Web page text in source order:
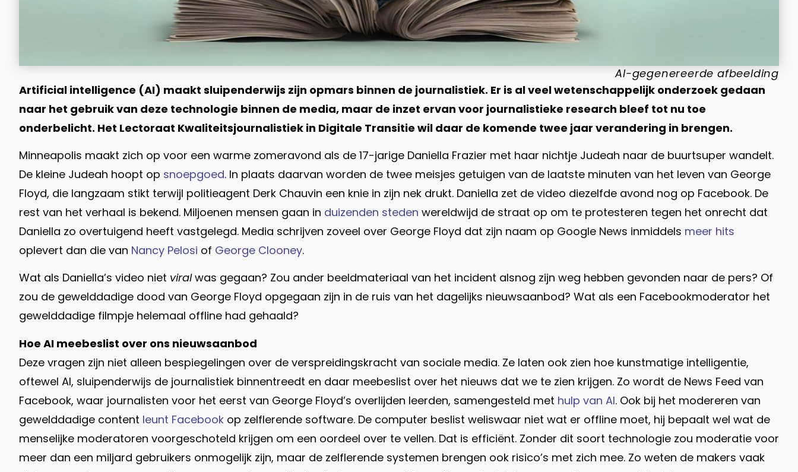
AI-gegenereerde afbeelding
Artificial intelligence (AI) maakt sluipenderwijs zijn opmars binnen de journalistiek. Er is al veel wetenschappelijk onderzoek gedaan
naar het gebruik van deze technologie binnen de media, maar de inzet ervan voor journalistieke research bleef tot nu toe
onderbelicht. Het Lectoraat Kwaliteitsjournalistiek in Digitale Transitie wil daar de komende twee jaar verandering in brengen.
Minneapolis maakt zich op voor een warme zomeravond als de 17-jarige Daniella Frazier met haar nichtje Judeah naar de buurtsuper wandelt.
De kleine Judeah hoopt op snoepgoed. In plaats daarvan worden de twee meisjes getuigen van de laatste minuten van het leven van George
Floyd, die langzaam stikt terwijl politieagent Derk Chauvin een knie in zijn nek drukt. Daniella zet de video diezelfde avond nog op Facebook. De
rest van het verhaal is bekend. Miljoenen mensen gaan in duizenden steden wereldwijd de straat op om te protesteren tegen het onrecht dat
Daniella zo overtuigend heeft vastgelegd. Media schrijven zoveel over George Floyd dat zijn naam op Google News inmiddels meer hits
oplevert dan die van Nancy Pelosi of George Clooney.
Wat als Daniella’s video niet viralwas gegaan? Zou ander beeldmateriaal van het incident alsnog zijn weg hebben gevonden naar de pers? Of
zou de gewelddadige dood van George Floyd opgegaan zijn in de ruis van het dagelijks nieuwsaanbod? Wat als een Facebookmoderator het
gewelddadige filmpje helemaal offline had gehaald?
Hoe AI meebeslist over ons nieuwsaanbod
Deze vragen zijn niet alleen bespiegelingen over de verspreidingskracht van sociale media. Ze laten ook zien hoe kunstmatige intelligentie,
oftewel AI, sluipenderwijs de journalistiek binnentreedt en daar meebeslist over het nieuws dat we te zien krijgen. Zo wordt de News Feed van
Facebook, waar journalisten voor het eerst van George Floyd’s overlijden leerden, samengesteld met hulp van AI. Ook bij het modereren van
gewelddadige content leunt Facebook op zelflerende software. De computer beslist weliswaar niet wat er offline moet, hij bepaalt wel wat de
menselijke moderatoren voorgeschoteld krijgen om een oordeel over te vellen. Dat is efficiënt. Zonder dit soort technologie zou moderatie voor
meer dan een miljard gebruikers onmogelijk zijn, maar de zelflerende systemen brengen ook risico’s met zich mee. Zo weten de makers vaak